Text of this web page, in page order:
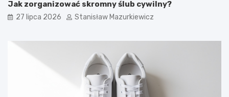
Jak zorganizować skromny ślub cywilny?
27 lipca 2026 Stanisław Mazurkiewicz